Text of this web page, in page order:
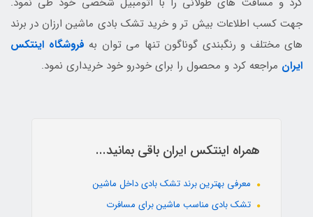
جهت کسب اطلاعات بیش تر و خرید تشک بادی ماشین ارزان در برند
های مختلف و رنگبندی گوناگون تنها می توان به فروشگاه اینتکس
ایران مراجعه کرد و محصول را برای خودرو خود خریداری نمود.
همراه اینتکس ایران باقی بمانید...
معرفی بهترین برند تشک بادی داخل ماشین
تشک بادی مناسب ماشین برای مسافرت